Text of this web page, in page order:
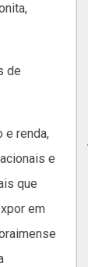
de
e renda,
e
que
em